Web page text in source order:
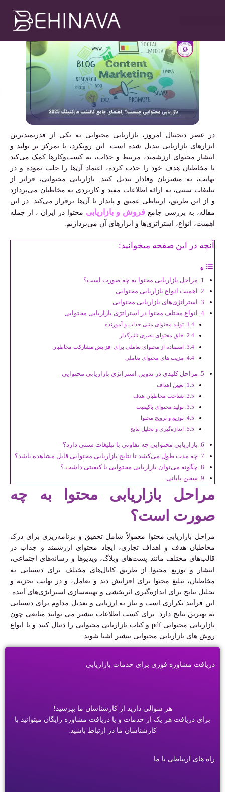
فروردین ۱۸, ۱۴۰۴ ۹:۰۰ ب٫ظ
در عصر دیجیتال امروز، بازاریابی محتوایی به یکی از قدرتمندترین
ابزارهای بازاریابی تبدیل شده است. این رویکرد، با تمرکز بر تولید و
انتشار محتوای ارزشمند، مرتبط و جذاب، به کسب‌وکارها کمک می‌کند
تا مخاطبان هدف خود را جذب کرده، اعتماد آن‌ها را جلب نموده و در
نهایت، به مشتریان وفادار تبدیل کنند. بازاریابی محتوایی، فراتر از
تبلیغات سنتی، به ارائه اطلاعات مفید و کاربردی به مخاطبان می‌پردازد
و از این طریق، ارتباطی عمیق و پایدار با آن‌ها برقرار می‌کند. در این
مقاله، به بررسی جامع فروش و بازاریابی محتوا در ایران ، از جمله
اهمیت، انواع، استراتژی‌ها و ابزارهای آن می‌پردازیم.
آنچه در این صفحه میخوانید:
مراحل بازاریابی محتوا به چه صورت است؟
اهمیت انواع بازاریابی محتوایی
استراتژی‌های بازاریابی محتوایی
انواع مختلف محتوا در استراتژی بازاریابی محتوایی
تولید محتوای متنی جذاب و آموزنده
خلق محتوای بصری تاثیرگذار
استفاده از محتوای تعاملی برای افزایش مشارکت مخاطبان
مزیت های محتوای تعاملی
مراحل کلیدی در تدوین استراتژی بازاریابی محتوایی
تعیین اهداف
شناخت مخاطبان هدف
تولید محتوای باکیفیت
توزیع و ترویج محتوا
اندازه‌گیری و تحلیل نتایج
بازاریابی محتوایی چه تفاوتی با تبلیغات سنتی دارد؟
چه مدت طول می‌کشد تا نتایج بازاریابی محتوایی قابل مشاهده باشد؟
چگونه می‌توان بازاریابی محتوایی با کیفیتی داشت ؟
سخن پایانی
مراحل بازاریابی محتوا به چه
صورت است؟
مراحل بازاریابی محتوا معمولاً شامل تحقیق و برنامه‌ریزی برای درک
مخاطبان هدف و اهداف تجاری، ایجاد محتوای ارزشمند و جذاب در
قالب‌های مختلف مانند پست‌های وبلاگ، ویدیوها و رسانه‌های اجتماعی،
انتشار و توزیع محتوا از طریق کانال‌های مختلف برای دستیابی به
مخاطبان، تبلیغ محتوا برای افزایش دید و تعامل، و در نهایت تجزیه و
تحلیل نتایج برای اندازه‌گیری اثربخشی و بهینه‌سازی استراتژی‌های آینده.
این فرآیند تکراری است و نیاز به ارزیابی و تعدیل مداوم برای دستیابی
به بهترین نتایج دارد. برای کسب اطلاعات بیشتر می توانید منابعی چون
بازاریابی محتوایی pdf و کتاب بازاریابی محتوایی را دنبال کنید و با انواع
روش های بازاریابی محتوایی بیشتر اشنا شوید.
دریافت مشاوره فوری برای خدمات بازاریابی
هر سوالی دارید از کارشناسان ما بپرسید!
برای دریافت هر یک از خدمات و یا دریافت مشاوره رایگان میتوانید با
کارشناسان ما در ارتباط باشید.
راه های ارتباطی با ما